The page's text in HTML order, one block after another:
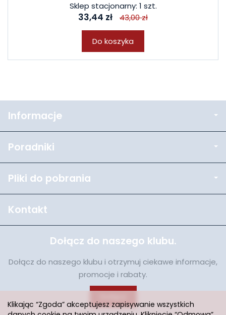
Sklep stacjonarny: 1 szt.
33,44 zł 43,00 zł
Do koszyka
Informacje
Poradniki
Pliki do pobrania
Kontakt
Dołącz do naszego klubu.
Dołącz do naszego klubu i otrzymuj ciekawe informacje,
promocje i rabaty.
Klikając “Zgoda” akceptujesz zapisywanie wszystkich